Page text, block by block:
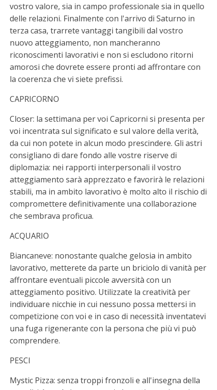
vostro valore, sia in campo professionale sia in quello
delle relazioni. Finalmente con l'arrivo di Saturno in
terza casa, trarrete vantaggi tangibili dal vostro
nuovo atteggiamento, non mancheranno
riconoscimenti lavorativi e non si escludono ritorni
amorosi che dovrete essere pronti ad affrontare con
la coerenza che vi siete prefissi.
CAPRICORNO
Closer: la settimana per voi Capricorni si presenta per
voi incentrata sul significato e sul valore della verità,
da cui non potete in alcun modo prescindere. Gli astri
consigliano di dare fondo alle vostre riserve di
diplomazia: nei rapporti interpersonali il vostro
atteggiamento sarà apprezzato e favorirà le relazioni
stabili, ma in ambito lavorativo è molto alto il rischio di
compromettere definitivamente una collaborazione
che sembrava proficua.
ACQUARIO
Biancaneve: nonostante qualche gelosia in ambito
lavorativo, metterete da parte un briciolo di vanità per
affrontare eventuali piccole avversità con un
atteggiamento positivo. Utilizzate la creatività per
individuare nicchie in cui nessuno possa mettersi in
competizione con voi e in caso di necessità inventatevi
una fuga rigenerante con la persona che più vi può
comprendere.
PESCI
Mystic Pizza: senza troppi fronzoli e all'insegna della